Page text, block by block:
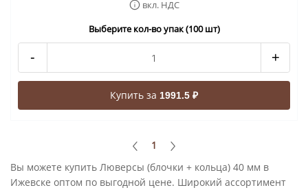
вкл. НДС
Выберите кол-во упак (100 шт)
- +
Купить за 1991.5 ₽
1
Вы можете купить Люверсы (блочки + кольца) 40 мм в
Ижевске оптом по выгодной цене. Широкий ассортимент